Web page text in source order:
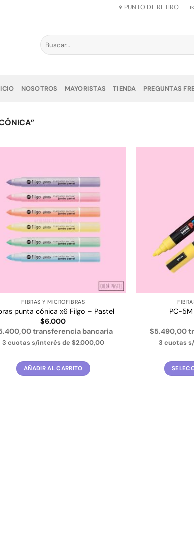
PUNTO DE RETIRO
Buscar
por:
NOSOTROS MAYORISTAS TIENDA PREGUNTAS
lista de
deseos
FIBRAS Y MICROFIBRAS
punta cónica x6 Filgo – Pastel
$6.000
transferencia bancaria
3 cuotas s/interés de $2.000,00
AÑADIR AL CARRITO
PC-
$5.490,00
3 cuotas